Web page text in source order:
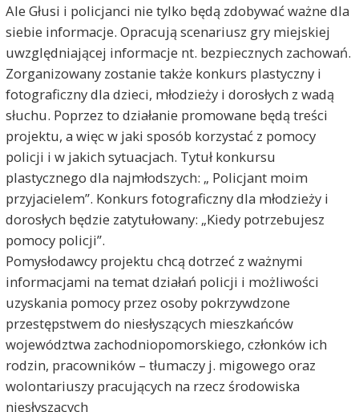
Ale Głusi i policjanci nie tylko będą zdobywać ważne dla
siebie informacje. Opracują scenariusz gry miejskiej
uwzględniającej informacje nt. bezpiecznych zachowań.
Zorganizowany zostanie także konkurs plastyczny i
fotograficzny dla dzieci, młodzieży i dorosłych z wadą
słuchu. Poprzez to działanie promowane będą treści
projektu, a więc w jaki sposób korzystać z pomocy
policji i w jakich sytuacjach. Tytuł konkursu
plastycznego dla najmłodszych: „ Policjant moim
przyjacielem”. Konkurs fotograficzny dla młodzieży i
dorosłych będzie zatytułowany: „Kiedy potrzebujesz
pomocy policji”.
Pomysłodawcy projektu chcą dotrzeć z ważnymi
informacjami na temat działań policji i możliwości
uzyskania pomocy przez osoby pokrzywdzone
przestępstwem do niesłyszących mieszkańców
województwa zachodniopomorskiego, członków ich
rodzin, pracowników – tłumaczy j. migowego oraz
wolontariuszy pracujących na rzecz środowiska
niesłyszących